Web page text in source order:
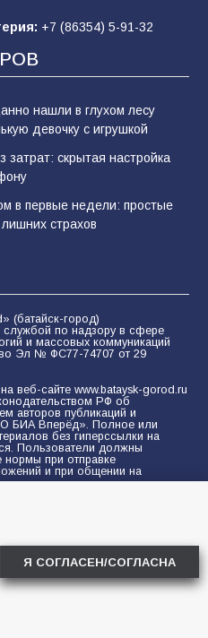
конкурс «Мини-
+7 (86354) 5-91-32
нашли в глухом лесу
девочку с игрушкой
затрат: скрытая настройка
в первые недели: простые
страхов
(батайск-город)
службой по надзору в сфере
и массовых коммуникаций
Эл № ФС77-74707 от 29
веб-сайте www.bataysk-gorod.ru
РФ об
авторов публикаций и
БИА Вперёд». Полное или
без гиперссылки на
Пользователи должны
нормы при отправке
и при общении на
защиты информации
данных с помощью
top.mail.ru
Я СОГЛАСЕН/СОГЛАСНА